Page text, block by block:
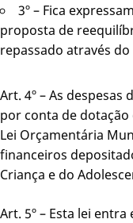
3º – Fica
proposta de
repassado através
Art. 4º – As
por conta de
Lei Orçamentária
financeiros
Criança e do
Art. 5º – Esta lei